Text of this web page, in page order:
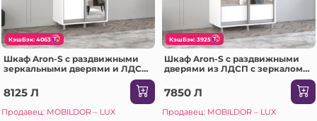
КэшБэк: 4063
Шкаф Aron-S с раздвижными
зеркальными дверями и ЛДСП
8125 Л
Продавец: MOBILDOR – LUX
КэшБэк: 3925
Шкаф Aron-S с раздвижными
дверями из ЛДСП с зеркалом
(100x60x240H см) Сонома
7850 Л
Продавец: MOBILDOR – LUX